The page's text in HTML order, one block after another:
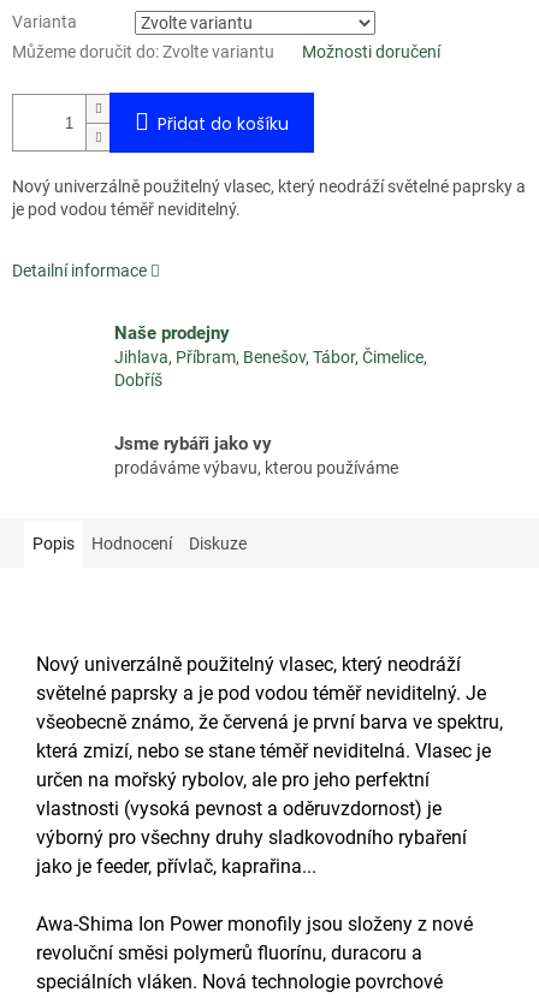
Varianta
Můžeme doručit do:Zvolte variantu Možnosti doručení
Přidat do košíku
Nový univerzálně použitelný vlasec, který neodráží světelné paprsky a
je pod vodou téměř neviditelný.
Detailní informace
Naše prodejny
Jihlava, Příbram, Benešov, Tábor, Čimelice,
Dobříš
Jsme rybáři jako vy
prodáváme výbavu, kterou používáme
Popis Hodnocení Diskuze
Nový univerzálně použitelný vlasec, který neodráží
světelné paprsky a je pod vodou téměř neviditelný. Je
všeobecně známo, že červená je první barva ve spektru,
která zmizí, nebo se stane téměř neviditelná. Vlasec je
určen na mořský rybolov, ale pro jeho perfektní
vlastnosti (vysoká pevnost a oděruvzdornost) je
výborný pro všechny druhy sladkovodního rybaření
jako je feeder, přívlač, kaprařina...
Awa-Shima Ion Power monofily jsou složeny z nové
revoluční směsi polymerů fluorínu, duracoru a
speciálních vláken. Nová technologie povrchové